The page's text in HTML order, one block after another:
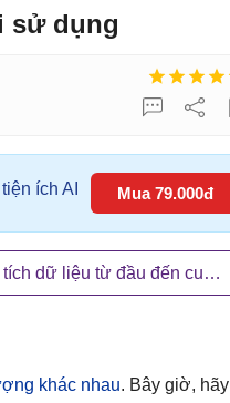
sử dụng
ích AI Mua 79.000đ
Phân tích dữ liệu từ đầu đến cuối với AI
khác nhau. Bây giờ, hãy